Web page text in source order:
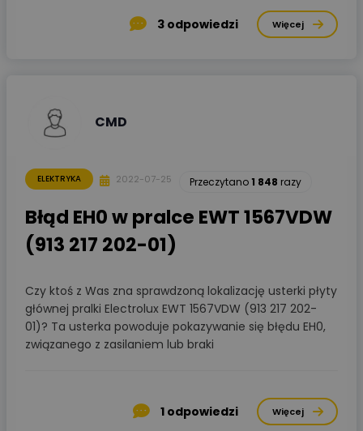
3 odpowiedzi Więcej
CMD
ELEKTRYKA 2022-07-25 Przeczytano1 848 razy
Błąd EH0 w pralce EWT 1567VDW
(913 217 202-01)
Czy ktoś z Was zna sprawdzoną lokalizację usterki płyty
głównej pralki Electrolux EWT 1567VDW (913 217 202-
01)? Ta usterka powoduje pokazywanie się błędu EH0,
związanego z zasilaniem lub braki
1 odpowiedzi Więcej